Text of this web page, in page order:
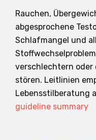
Rauchen,
abgesprochene
Schlafmangel und
verschlechtern oder
stören. Leitlinien
Lebensstilberatung
guideline summary